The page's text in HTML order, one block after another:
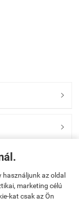
az oldal
marketing célú
kat csak az Ön

